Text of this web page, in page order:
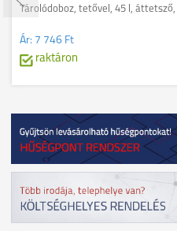
Tárolódoboz, tetővel, 45 l, áttetsző,
Ár: 7 746 Ft
raktáron